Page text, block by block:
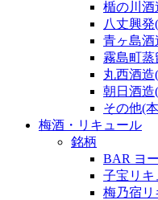
楯の川酒
八丈興
青ヶ島酒
霧島町
丸西酒
朝日酒造
その他(
梅酒・リキュール
銘柄
BAR ヨ
子宝リキ
梅乃宿リ